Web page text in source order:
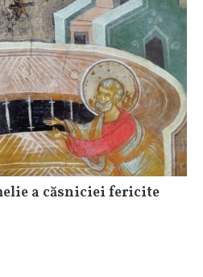
a căsniciei fericite